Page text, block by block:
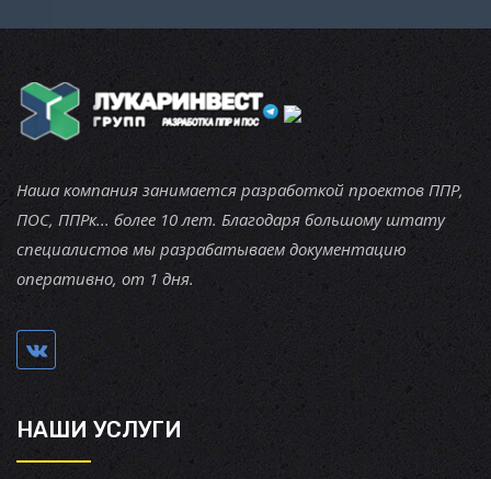
Наша компания занимается разработкой проектов ППР,
ПОС, ППРк... более 10 лет. Благодаря большому штату
специалистов мы разрабатываем документацию
оперативно, от 1 дня.
НАШИ УСЛУГИ